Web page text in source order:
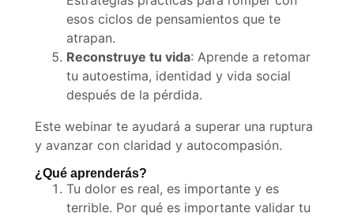
esos ciclos de pensamientos que te
atrapan.
Reconstruye tu vida: Aprende a retomar
tu autoestima, identidad y vida social
después de la pérdida.
Este webinar te ayudará a superar una ruptura
y avanzar con claridad y autocompasión.
¿Qué aprenderás?
Tu dolor es real, es importante y es
terrible. Por qué es importante validar tu